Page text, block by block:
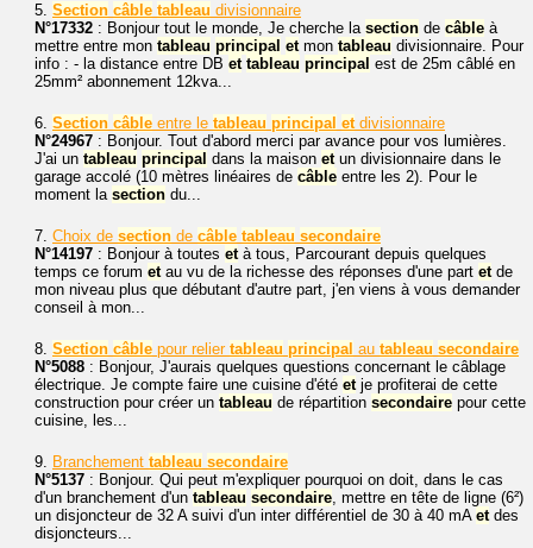
5. Section câble tableau divisionnaire
N°17332 : Bonjour tout le monde, Je cherche la section de câble à
mettre entre mon tableau principal etmon tableau divisionnaire. Pour
info : - la distance entre DB et tableau principal est de 25m câblé en
25mm² abonnement 12kva...
6. Section câble entre le tableau principal etdivisionnaire
N°24967 : Bonjour. Tout d'abord merci par avance pour vos lumières.
J'ai un tableau principal dans la maison etun divisionnaire dans le
garage accolé (10 mètres linéaires de câble entre les 2). Pour le
moment la section du...
7. Choix de section de câble tableau secondaire
N°14197 : Bonjour à toutes età tous, Parcourant depuis quelques
temps ce forum etau vu de la richesse des réponses d'une part etde
mon niveau plus que débutant d'autre part, j'en viens à vous demander
conseil à mon...
8. Section câble pour relier tableau principal au tableau secondaire
N°5088 : Bonjour, J'aurais quelques questions concernant le câblage
électrique. Je compte faire une cuisine d'été etje profiterai de cette
construction pour créer un tableau de répartition secondaire pour cette
cuisine, les...
9. Branchement tableau secondaire
N°5137 : Bonjour. Qui peut m'expliquer pourquoi on doit, dans le cas
d'un branchement d'un tableau secondaire, mettre en tête de ligne (6²)
un disjoncteur de 32 A suivi d'un inter différentiel de 30 à 40 mA etdes
disjoncteurs...